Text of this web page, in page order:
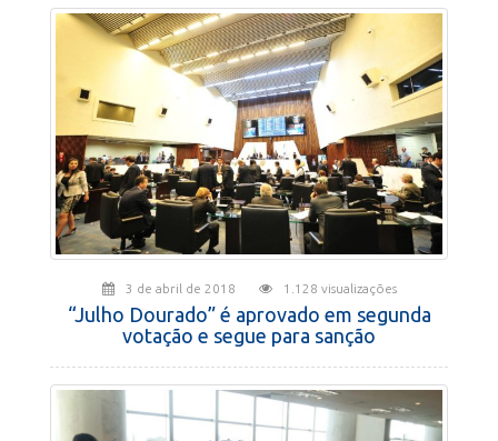
3 de abril de 2018 1.128 visualizações
“Julho Dourado” é aprovado em segunda
votação e segue para sanção